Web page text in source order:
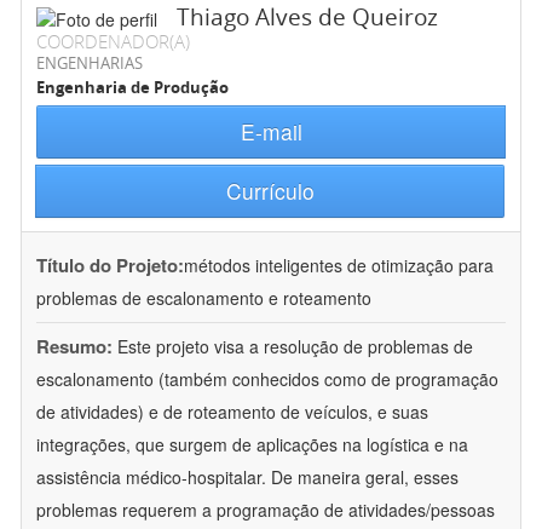
Thiago Alves de Queiroz
COORDENADOR(A)
ENGENHARIAS
Engenharia de Produção
E-mail
Currículo
Título do Projeto:métodos inteligentes de otimização para
problemas de escalonamento e roteamento
Resumo: Este projeto visa a resolução de problemas de
escalonamento (também conhecidos como de programação
de atividades) e de roteamento de veículos, e suas
integrações, que surgem de aplicações na logística e na
assistência médico-hospitalar. De maneira geral, esses
problemas requerem a programação de atividades/pessoas